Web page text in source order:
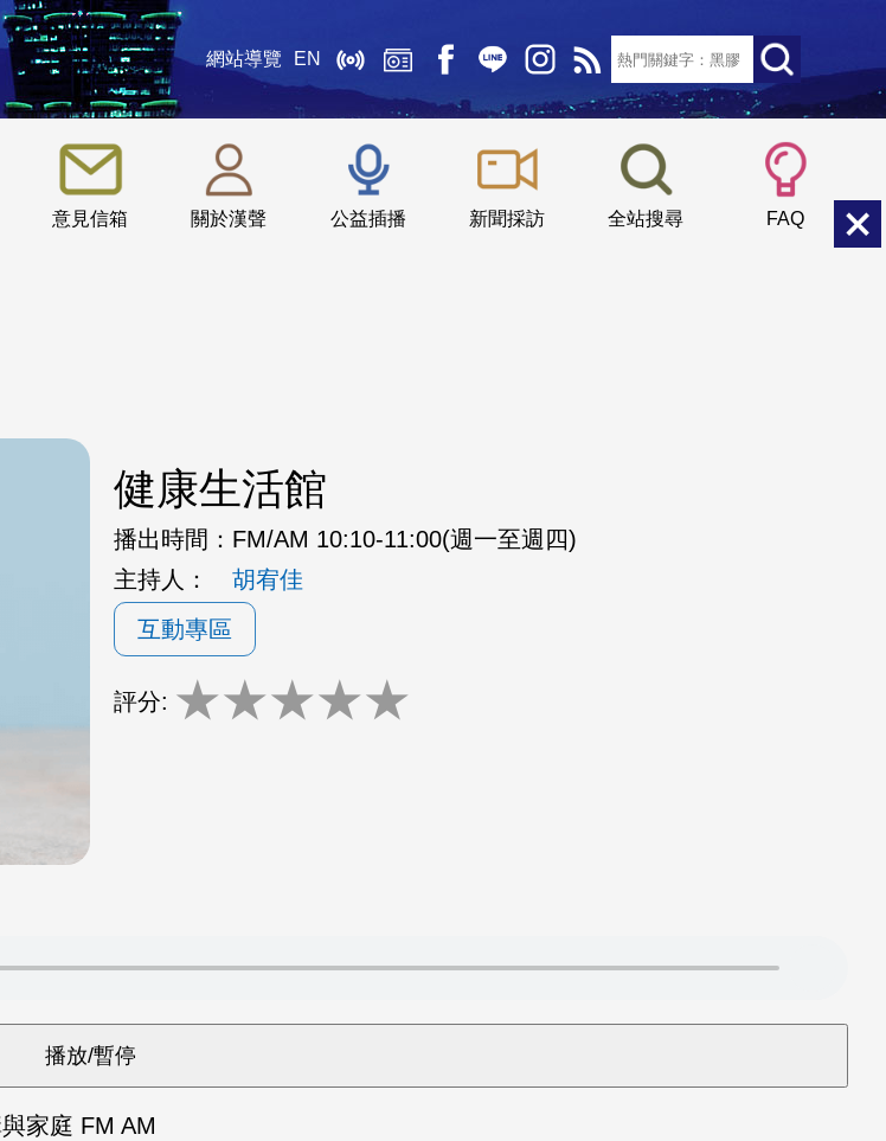
網站導覽 EN
意見信箱 關於漢聲 公益插播 新聞採訪 全站搜尋 FAQ
::: 小 中
健康生活館
播出時間： FM/AM 10:10-11:00(週一至週四)
主持人：
胡宥佳
互動專區
評分: ★★★★★
家庭 FM AM